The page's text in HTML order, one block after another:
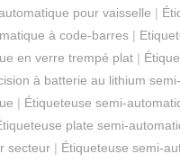
pour vaisselle |
à code-barres |
en verre trempé plat |
à batterie au lithium semi-
| Étiqueteuse semi-
plate semi-
secteur | Étiqueteuse semi-